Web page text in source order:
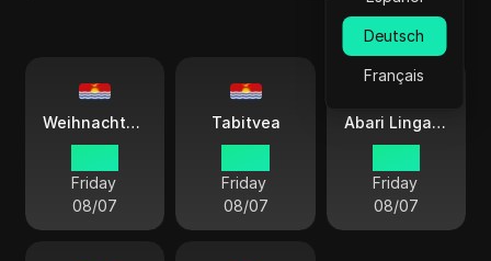
Deutsch
Français
Weihnachtsinsel
Friday
08/07
Tabitvea
Friday
08/07
Abari Linga Atoll
Friday
08/07